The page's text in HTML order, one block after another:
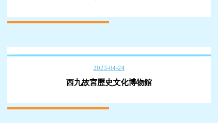
2023-04-24
西九故宮歷史文化博物館